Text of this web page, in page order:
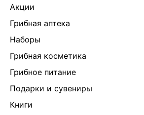
Акции
Грибная аптека
Наборы
Грибная косметика
Грибное питание
Подарки и сувениры
Книги